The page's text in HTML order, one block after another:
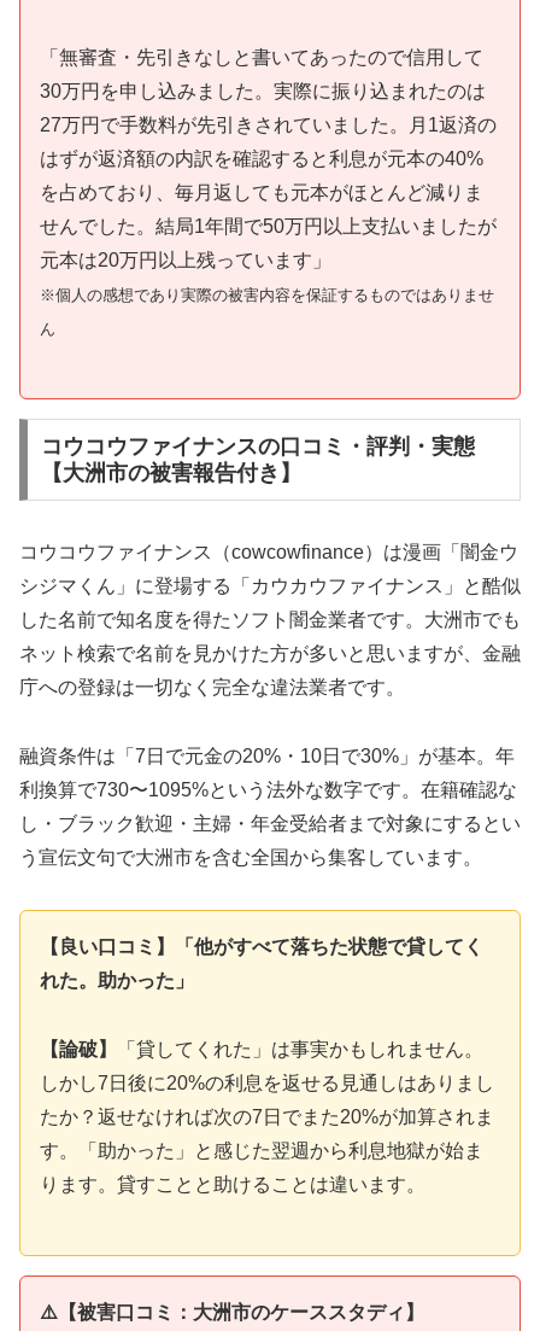
「無審査・先引きなしと書いてあったので信用して
30万円を申し込みました。実際に振り込まれたのは
27万円で手数料が先引きされていました。月1返済の
はずが返済額の内訳を確認すると利息が元本の40%
を占めており、毎月返しても元本がほとんど減りま
せんでした。結局1年間で50万円以上支払いましたが
元本は20万円以上残っています」
※個人の感想であり実際の被害内容を保証するものではありませ
ん
コウコウファイナンスの口コミ・評判・実態
【大洲市の被害報告付き】
コウコウファイナンス（cowcowfinance）は漫画「闇金ウ
シジマくん」に登場する「カウカウファイナンス」と酷似
した名前で知名度を得たソフト闇金業者です。大洲市でも
ネット検索で名前を見かけた方が多いと思いますが、金融
庁への登録は一切なく完全な違法業者です。
融資条件は「7日で元金の20%・10日で30%」が基本。年
利換算で730〜1095%という法外な数字です。在籍確認な
し・ブラック歓迎・主婦・年金受給者まで対象にするとい
う宣伝文句で大洲市を含む全国から集客しています。
【良い口コミ】「他がすべて落ちた状態で貸してく
れた。助かった」
【論破】
「貸してくれた」は事実かもしれません。
しかし7日後に20%の利息を返せる見通しはありまし
たか？返せなければ次の7日でまた20%が加算されま
す。「助かった」と感じた翌週から利息地獄が始ま
ります。貸すことと助けることは違います。
⚠️【被害口コミ：大洲市のケーススタディ】